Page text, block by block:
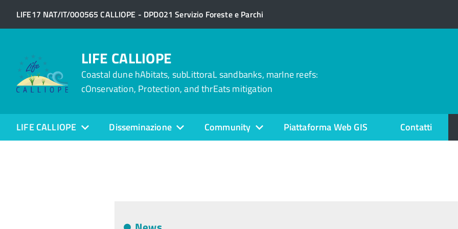
LIFE17 NAT/IT/000565 CALLIOPE - DPD021 Servizio Foreste e Parchi
LIFE CALLIOPE
Coastal dune hAbitats, subLittoraL sandbanks, marIne reefs:
cOnservation, Protection, and thrEats mitigation
LIFE CALLIOPE Disseminazione Community Piattaforma Web GIS Contatti